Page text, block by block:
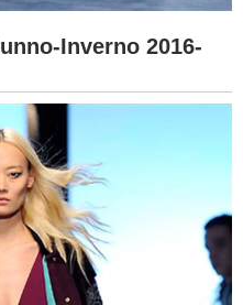
Inverno 2016-